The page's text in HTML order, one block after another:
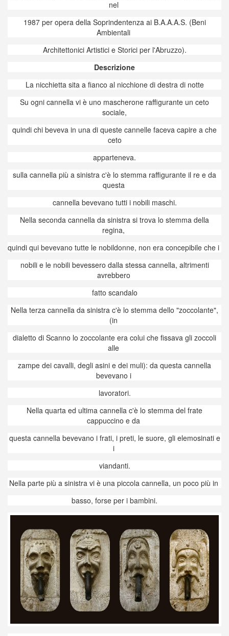
nel
1987 per opera della Soprindentenza ai B.A.A.A.S. (Beni
Ambientali
Architettonici Artistici e Storici per l'Abruzzo).
Descrizione
La nicchietta sita a fianco al nicchione di destra di notte
Su ogni cannella vi è uno mascherone raffigurante un ceto
sociale,
quindi chi beveva in una di queste cannelle faceva capire a che
ceto
apparteneva.
sulla cannella più a sinistra c'è lo stemma raffigurante il re e da
questa
cannella bevevano tutti i nobili maschi.
Nella seconda cannella da sinistra si trova lo stemma della
regina,
quindi qui bevevano tutte le nobildonne, non era concepibile che i
nobili e le nobili bevessero dalla stessa cannella, altrimenti
avrebbero
fatto scandalo
Nella terza cannella da sinistra c'è lo stemma dello "zoccolante",
(in
dialetto di Scanno lo zoccolante era colui che fissava gli zoccoli
alle
zampe dei cavalli, degli asini e dei muli): da questa cannella
bevevano i
lavoratori.
Nella quarta ed ultima cannella c'è lo stemma del frate
cappuccino e da
questa cannella bevevano i frati, i preti, le suore, gli elemosinati e
i
viandanti.
Nella parte più a sinistra vi è una piccola cannella, un poco più in
basso, forse per i bambini.